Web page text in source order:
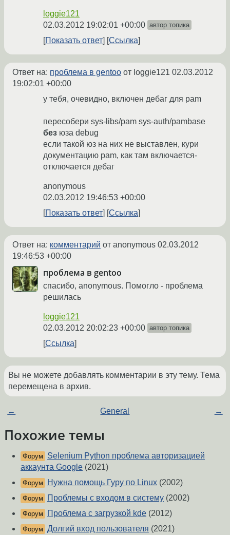
loggie121
02.03.2012 19:02:01 +00:00 автор топика
Показать ответ Ссылка
Ответ на: проблема в gentoo от loggie121 02.03.2012
19:02:01 +00:00
у тебя, очевидно, включен дебаг для pam
пересобери sys-libs/pam sys-auth/pambase
без юза debug
если такой юз на них не выставлен, кури
документацию pam, как там включается-
отключается дебаг
anonymous
02.03.2012 19:46:53 +00:00
Показать ответ
Ссылка
Ответ на: комментарий от anonymous 02.03.2012
19:46:53 +00:00
проблема в gentoo
спасибо, anonymous. Помогло - проблема
решилась
loggie121
02.03.2012 20:02:23 +00:00 автор топика
Ссылка
Вы не можете добавлять комментарии в эту тему. Тема
перемещена в архив.
← General →
Похожие темы
Форум
Selenium Python проблема авторизацией
аккаунта Google (2021)
Форум Нужна помощь Гуру по Linux (2002)
Форум Проблемы с входом в систему (2002)
Форум Проблема с загрузкой kde (2012)
Форум Долгий вход пользователя (2021)